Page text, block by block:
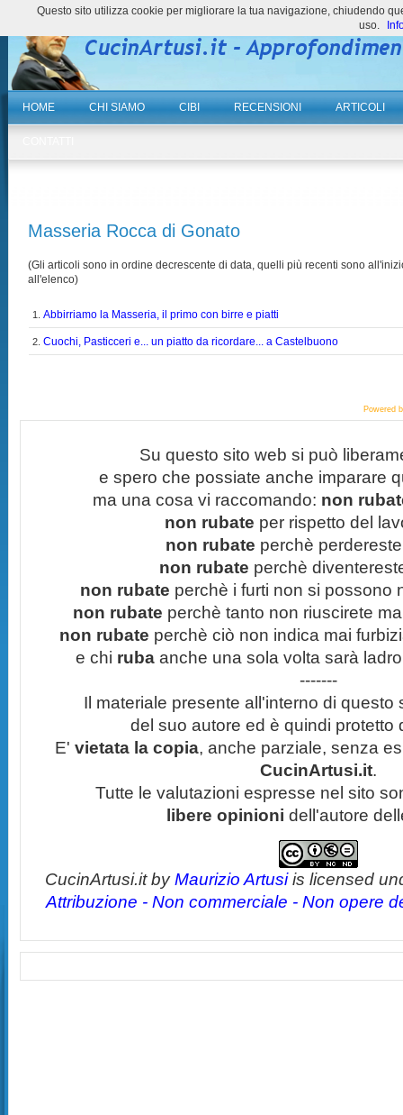
HOME CHI SIAMO CIBI RECENSIONI ARTICOLI
Masseria Rocca di Gonato
(Gli articoli sono in ordine decrescente di data, quelli più recenti sono
all'elenco)
1.Abbirriamo la Masseria, il primo con birre e piatti
2.Cuochi, Pasticceri e... un piatto da ricordare... a Castelbuono
Powered
Su questo sito web si può
e spero che possiate anche imparare
ma una cosa vi raccomando: non
non rubate per rispetto del
non rubate perchè
non rubate perchè
non rubate perchè i furti non si possono
non rubate perchè tanto non riuscirete
non rubate perchè ciò non indica mai
e chi ruba anche una sola volta sarà
-------
Il materiale presente all'interno di questo
del suo autore ed è quindi protetto
E' vietata la copia, anche parziale, senza
CucinArtusi.it.
Tutte le valutazioni espresse nel sito
libere opinioni dell'autore
CucinArtusi.itbyMaurizio Artusiis licensed
Attribuzione - Non commerciale - Non opere
Questo sito utilizza cookie per migliorare la tua navigazione, chiudendo
uso.